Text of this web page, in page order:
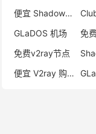
便宜 Shadowsocks 购买
GLaDOS 机场
免
免费v2ray节点
便宜 V2ray 购买